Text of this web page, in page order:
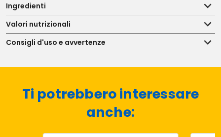
Ingredienti
Valori nutrizionali
Consigli d'uso e avvertenze
Ti potrebbero interessare
anche: